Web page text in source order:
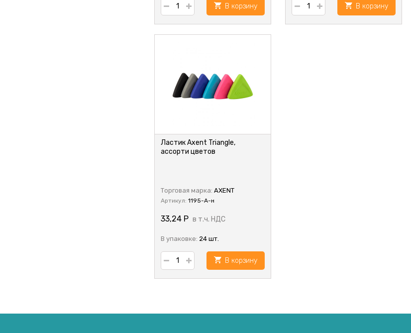
В корзину В корзину
Ластик Axent Triangle,
ассорти цветов
Торговая марка: AXENT
Артикул: 1195-A-н
33,24 Р в т.ч. НДС
В упаковке: 24 шт.
В корзину